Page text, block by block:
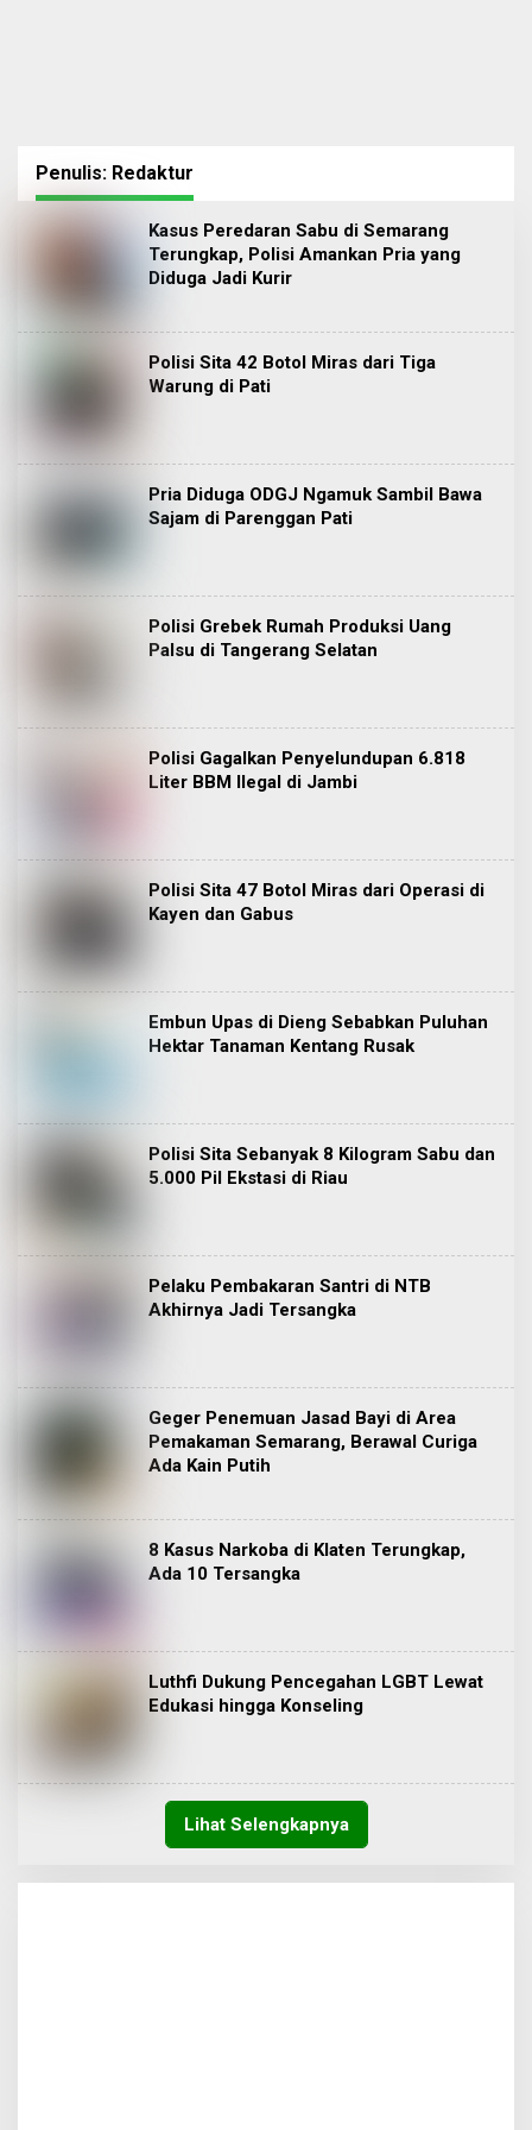
Penulis: Redaktur
Kasus Peredaran Sabu di Semarang
Terungkap, Polisi Amankan Pria yang
Diduga Jadi Kurir
Polisi Sita 42 Botol Miras dari Tiga
Warung di Pati
Pria Diduga ODGJ Ngamuk Sambil Bawa
Sajam di Parenggan Pati
Polisi Grebek Rumah Produksi Uang
Palsu di Tangerang Selatan
Polisi Gagalkan Penyelundupan 6.818
Liter BBM Ilegal di Jambi
Polisi Sita 47 Botol Miras dari Operasi di
Kayen dan Gabus
Embun Upas di Dieng Sebabkan Puluhan
Hektar Tanaman Kentang Rusak
Polisi Sita Sebanyak 8 Kilogram Sabu dan
5.000 Pil Ekstasi di Riau
Pelaku Pembakaran Santri di NTB
Akhirnya Jadi Tersangka
Geger Penemuan Jasad Bayi di Area
Pemakaman Semarang, Berawal Curiga
Ada Kain Putih
8 Kasus Narkoba di Klaten Terungkap,
Ada 10 Tersangka
Luthfi Dukung Pencegahan LGBT Lewat
Edukasi hingga Konseling
Lihat Selengkapnya